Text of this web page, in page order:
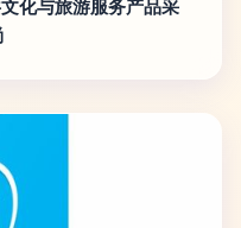
化与旅游服务产品采